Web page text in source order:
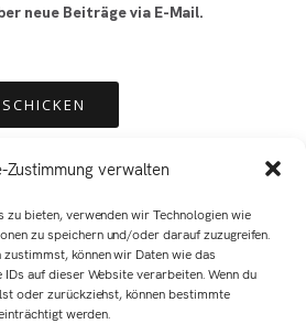
Zustimmung verwalten
bieten, verwenden wir Technologien wie
zu speichern und/oder darauf zuzugreifen.
zustimmst, können wir Daten wie das
auf dieser Website verarbeiten. Wenn du
oder zurückziehst, können bestimmte
werden.
neue Beiträge via E-Mail.